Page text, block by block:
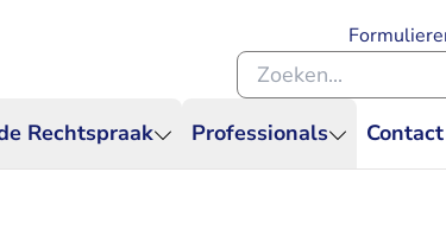
Rechtspraak Professionals Contact
Zoeken binnen de